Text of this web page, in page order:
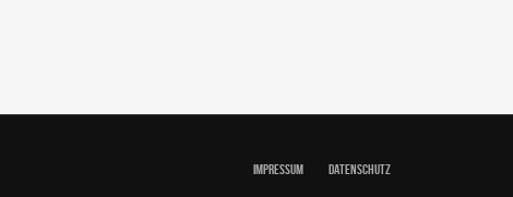
IMPRESSUM DATENSCHUTZ